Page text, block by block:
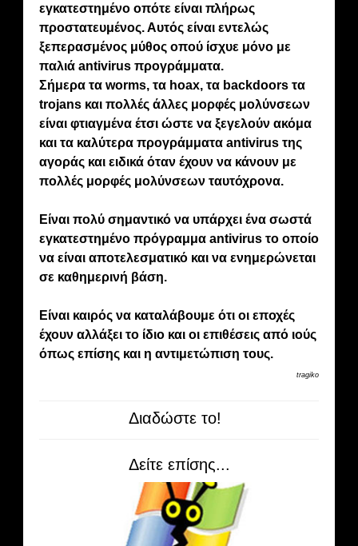
εγκατεστημένο οπότε είναι πλήρως
προστατευμένος. Αυτός είναι εντελώς
ξεπερασμένος μύθος οπού ίσχυε μόνο με
παλιά antivirus προγράμματα.
Σήμερα τα worms, τα hoax, τα backdoors τα
trojans και πολλές άλλες μορφές μολύνσεων
είναι φτιαγμένα έτσι ώστε να ξεγελούν ακόμα
και τα καλύτερα προγράμματα antivirus της
αγοράς και ειδικά όταν έχουν να κάνουν με
πολλές μορφές μολύνσεων ταυτόχρονα.
Είναι πολύ σημαντικό να υπάρχει ένα σωστά
εγκατεστημένο πρόγραμμα antivirus το οποίο
να είναι αποτελεσματικό και να ενημερώνεται
σε καθημερινή βάση.
Είναι καιρός να καταλάβουμε ότι οι εποχές
έχουν αλλάξει το ίδιο και οι επιθέσεις από ιούς
όπως επίσης και η αντιμετώπιση τους.
tragiko
Διαδώστε το!
Δείτε επίσης...